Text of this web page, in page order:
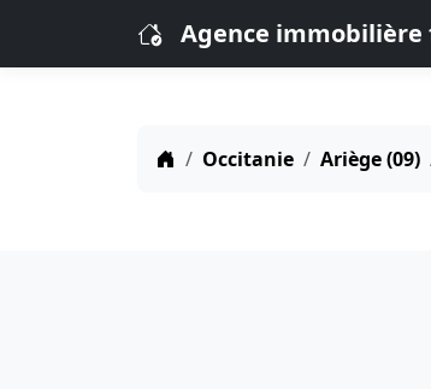
Agence immobilière
Occitanie Ariège (09)